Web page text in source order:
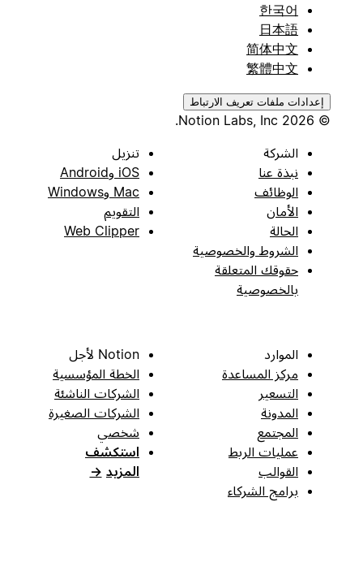
한국어
日本語
简体中文
繁體中文
إعدادات ملفات تعريف الارتباط
الشركة
نبذة عنا
الوظائف
الأمان
الحالة
الشروط والخصوصية
حقوقك المتعلقة
بالخصوصية
تنزيل
iOS وAndroid
Mac وWindows
التقويم
Web Clipper
الموارد
مركز المساعدة
التسعير
المدونة
المجتمع
عمليات الربط
القوالب
برامج الشركاء
Notion لأجل
الخطة المؤسسية
الشركات الناشئة
الشركات الصغيرة
شخصي
استكشف
المزيد →